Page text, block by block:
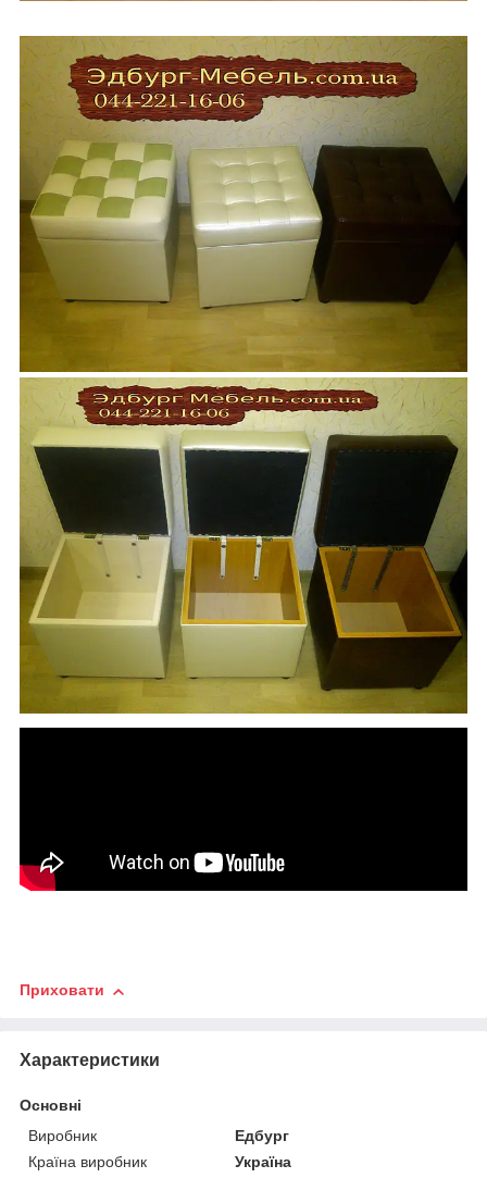
Приховати
Характеристики
Основні
Виробник
Едбург
Країна виробник
Україна